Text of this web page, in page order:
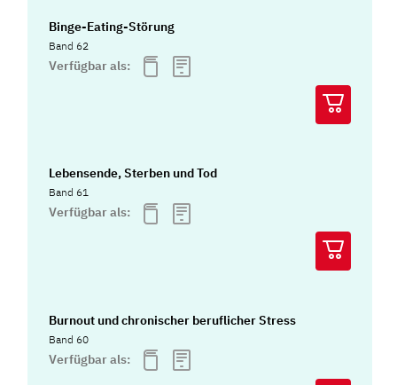
Binge-Eating-Störung
Band 62
Verfügbar als:
Lebensende, Sterben und Tod
Band 61
Verfügbar als:
Burnout und chronischer beruflicher Stress
Band 60
Verfügbar als: